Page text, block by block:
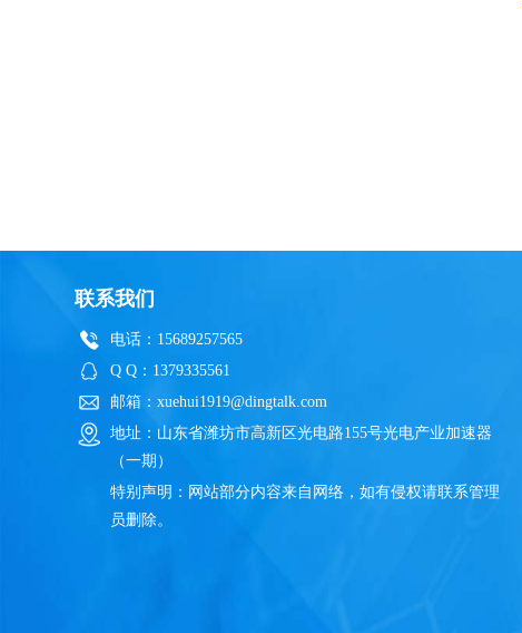
联系我们
电话：15689257565
Q Q：1379335561
邮箱：xuehui1919@dingtalk.com
地址：山东省潍坊市高新区光电路155号光电产业加速器
（一期）
特别声明：网站部分内容来自网络，如有侵权请联系管理
员删除。